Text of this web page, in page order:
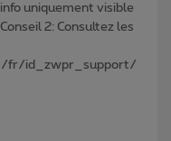
uniquement visible
2: Consultez les
fr/id_zwpr_support/